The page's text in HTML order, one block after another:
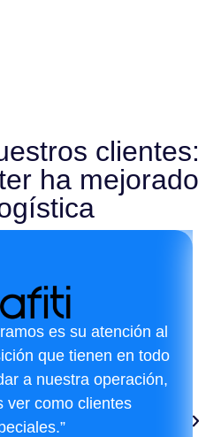
clientes:
ha mejorado
es su atención al
que tienen en todo
a nuestra operación,
ver como clientes